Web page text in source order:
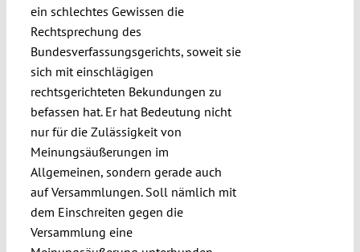
ein schlechtes Gewissen die
Rechtsprechung des
Bundesverfassungsgerichts, soweit sie
sich mit einschlägigen
rechtsgerichteten Bekundungen zu
befassen hat. Er hat Bedeutung nicht
nur für die Zulässigkeit von
Meinungsäußerungen im
Allgemeinen, sondern gerade auch
auf Versammlungen. Soll nämlich mit
dem Einschreiten gegen die
Versammlung eine